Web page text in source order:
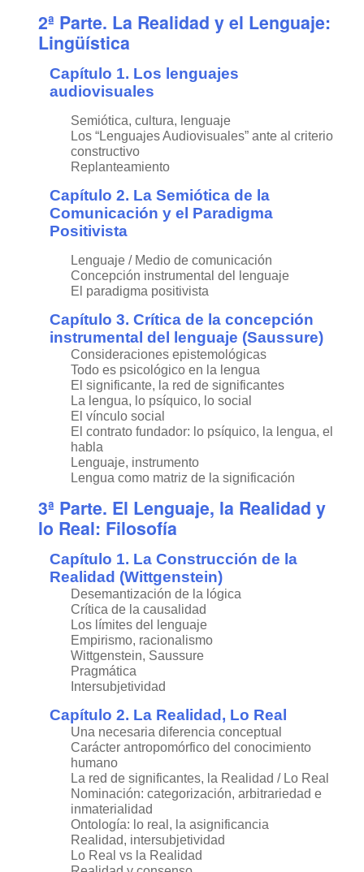
2ª Parte. La Realidad y el Lenguaje:
Lingüística
Capítulo 1. Los lenguajes
audiovisuales
Semiótica, cultura, lenguaje
Los “Lenguajes Audiovisuales” ante al criterio
constructivo
Replanteamiento
Capítulo 2. La Semiótica de la
Comunicación y el Paradigma
Positivista
Lenguaje / Medio de comunicación
Concepción instrumental del lenguaje
El paradigma positivista
Capítulo 3. Crítica de la concepción
instrumental del lenguaje (Saussure)
Consideraciones epistemológicas
Todo es psicológico en la lengua
El significante, la red de significantes
La lengua, lo psíquico, lo social
El vínculo social
El contrato fundador: lo psíquico, la lengua, el
habla
Lenguaje, instrumento
Lengua como matriz de la significación
3ª Parte. El Lenguaje, la Realidad y
lo Real: Filosofía
Capítulo 1. La Construcción de la
Realidad (Wittgenstein)
Desemantización de la lógica
Crítica de la causalidad
Los límites del lenguaje
Empirismo, racionalismo
Wittgenstein, Saussure
Pragmática
Intersubjetividad
Capítulo 2. La Realidad, Lo Real
Una necesaria diferencia conceptual
Carácter antropomórfico del conocimiento
humano
La red de significantes, la Realidad / Lo Real
Nominación: categorización, arbitrariedad e
inmaterialidad
Ontología: lo real, la asignificancia
Realidad, intersubjetividad
Lo Real vs la Realidad